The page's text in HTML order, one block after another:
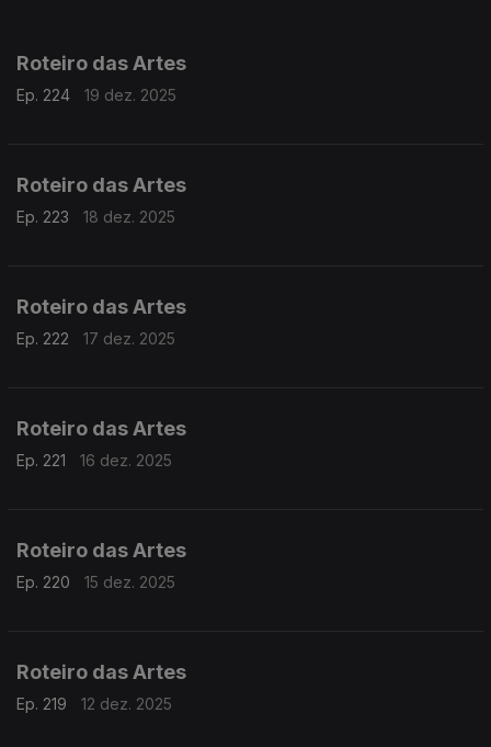
Roteiro das Artes
Ep. 224 19 dez. 2025
Roteiro das Artes
Ep. 223 18 dez. 2025
Roteiro das Artes
Ep. 222 17 dez. 2025
Roteiro das Artes
Ep. 221 16 dez. 2025
Roteiro das Artes
Ep. 220 15 dez. 2025
Roteiro das Artes
Ep. 219 12 dez. 2025